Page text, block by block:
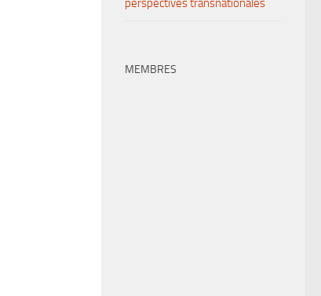
perspectives transnationales
MEMBRES